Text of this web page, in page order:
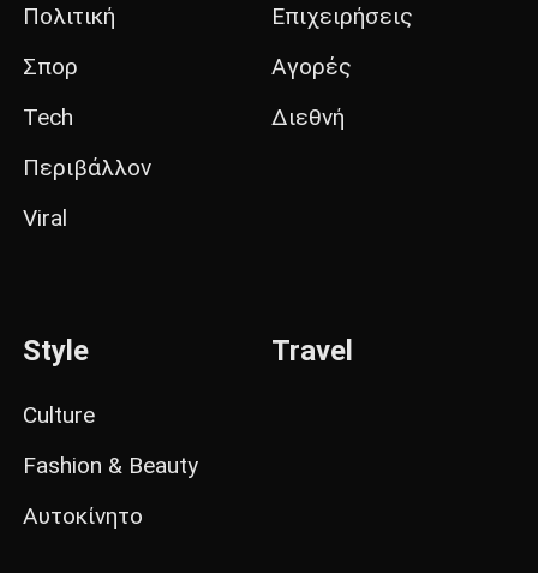
Πολιτική
Σπορ
Tech
Περιβάλλον
Viral
Επιχειρήσεις
Αγορές
Διεθνή
Style
Culture
Fashion & Beauty
Αυτοκίνητο
Travel